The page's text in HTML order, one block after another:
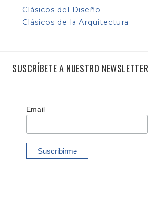
Clásicos del Diseño
Clásicos de la Arquitectura
SUSCRÍBETE A NUESTRO NEWSLETTER
Email